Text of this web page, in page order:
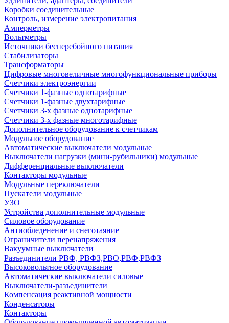
Коробки соединительные
Контроль, измерение электропитания
Амперметры
Вольтметры
Источники бесперебойного питания
Стабилизаторы
Трансформаторы
Цифровые многовеличные многофункциональные приборы
Счетчики электроэнергии
Счетчики 1-фазные однотарифные
Счетчики 1-фазные двухтарифные
Счетчики 3-х фазные однотарифные
Счетчики 3-х фазные многотарифные
Дополнительное оборудование к счетчикам
Модульное оборудование
Автоматические выключатели модульные
Выключатели нагрузки (мини-рубильники) модульные
Дифференциальные выключатели
Контакторы модульные
Модульные переключатели
Пускатели модульные
УЗО
Устройства дополнительные модульные
Силовое оборудование
Антиобледенение и снеготаяние
Ограничители перенапряжения
Вакуумные выключатели
Разъединители РВФ, РВФЗ,РВО,РВФ,РВФЗ
Высоковольтное оборудование
Автоматические выключатели cиловые
Выключатели-разъединители
Компенсация реактивной мощности
Конденсаторы
Контакторы